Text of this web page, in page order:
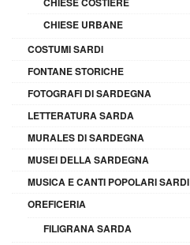
CHIESE URBANE
COSTUMI SARDI
FONTANE STORICHE
FOTOGRAFI DI SARDEGNA
LETTERATURA SARDA
MURALES DI SARDEGNA
MUSEI DELLA SARDEGNA
MUSICA E CANTI POPOLARI SARDI
OREFICERIA
FILIGRANA SARDA